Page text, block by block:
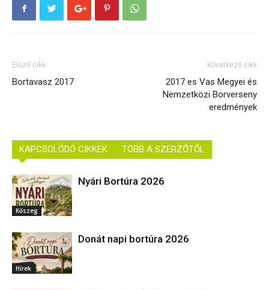
Előző cikk
Bortavasz 2017
Következő cikk
2017 es Vas Megyei és
Nemzetközi Borverseny
eredmények
KAPCSOLÓDÓ CIKKEK TÖBB A SZERZŐTŐL
Kőszeg
Nyári Bortúra 2026
Hírek
Donát napi bortúra 2026